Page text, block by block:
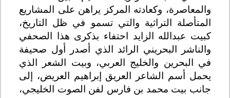
والمعاصرة، وكعادته المركز يراهن على المشاريع
المتأصلة التراثية والتي تسمو في ظل التاريخ،
كبيت عبدالله الزايد احتفاء بذكرى هذا الصحفي
والناشر البحريني الرائد الذي أصدر أول صحيفة
في البحرين والخليج العربي، وبيت الشعر الذي
يحمل أسم الشاعر العريق إبراهيم العريض، إلى
جانب بيت محمد بن فارس لفن الصوت الخليجي،